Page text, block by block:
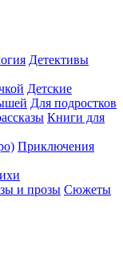
Детективы
Детские
Для подростков
Книги для
Приключения
и прозы Сюжеты